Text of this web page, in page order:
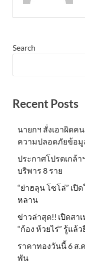
Search
Recent Posts
นายกฯ สั่งเอาผิดค
ความปลอดภัยข้อมู
ประกาศโปรดเกล้
บริพาร 8 ราย
“ย่าฮลุน โซโล่” เปิ
หลาน
ข่าวล่าสุด!! เปิดสา
“ก้อง ห้วยไร่” รู้แล้
ราคาทองวันนี้ 6 ส.
พัน